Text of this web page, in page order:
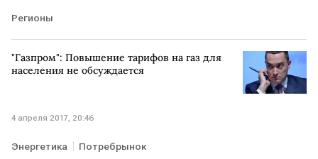
Регионы
"Газпром": Повышение тарифов на газ для
населения не обсуждается
4 апреля 2017, 20:46
Энергетика Потребрынок